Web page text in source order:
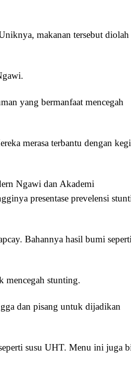
makanan tersebut diolah
yang bermanfaat mencegah
merasa terbantu dengan
Ngawi dan Akademi
presentase prevelensi
Bahannya hasil bumi seperti
mencegah stunting.
dan pisang untuk dijadikan
susu UHT. Menu ini juga